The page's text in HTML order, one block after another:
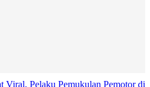
Viral, Pelaku Pemukulan Pemotor di